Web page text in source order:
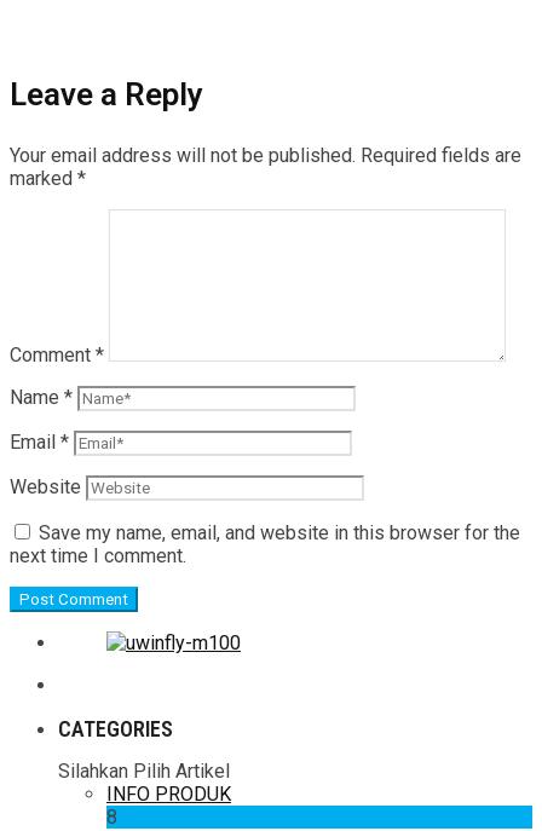
Leave a Reply
Your email address will not be published. Required fields are
marked *
Comment *
Name *
Email *
Website
Save my name, email, and website in this browser for the
next time I comment.
CATEGORIES
Silahkan Pilih Artikel
INFO PRODUK
8